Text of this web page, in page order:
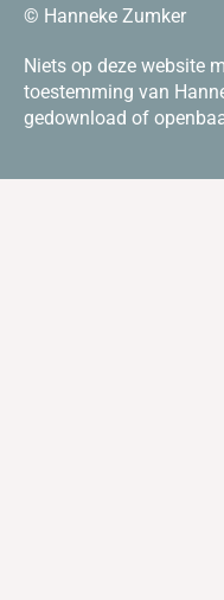
© Hanneke Zumker
Niets op deze website
toestemming van
gedownload of